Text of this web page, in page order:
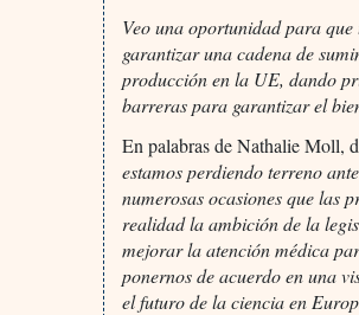
Veo una oportunidad para
garantizar una cadena de
producción en la UE, dando
barreras para garantizar el
En palabras de Nathalie Moll,
estamos perdiendo terreno
numerosas ocasiones que las
realidad la ambición de la
mejorar la atención médica
ponernos de acuerdo en una
el futuro de la ciencia en